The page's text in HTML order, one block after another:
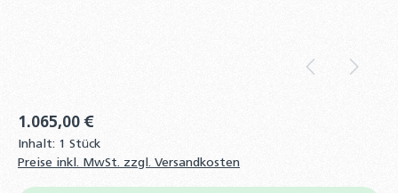
1.065,00 €
Inhalt: 1 Stück
Preise inkl. MwSt. zzgl. Versandkosten